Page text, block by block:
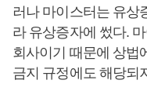
러나 마이스터는 유상
라 유상증자에 썼다.
회사이기 때문에 상법
금지 규정에도 해당되